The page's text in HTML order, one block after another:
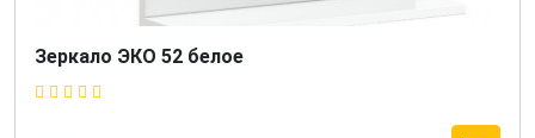
Зеркало ЭКО 52 белое